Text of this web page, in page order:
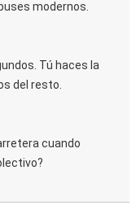
modernos.
Tú haces la
del resto.
cuando